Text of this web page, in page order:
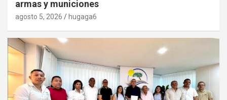
armas y municiones
agosto 5, 2026 hugaga6